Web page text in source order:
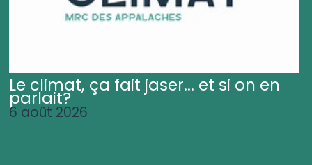
Le climat, ça fait jaser... et si on en
parlait?
6 août 2026